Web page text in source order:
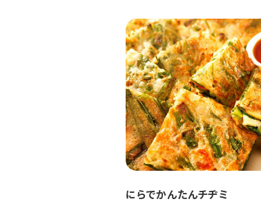
にらでかんたんチヂミ